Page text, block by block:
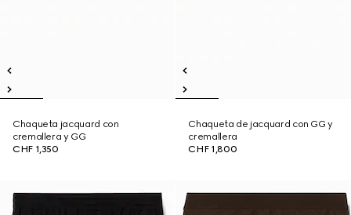
Chaqueta jacquard con
cremallera y GG
CHF 1,350
Chaqueta de jacquard con GG y
cremallera
CHF 1,800